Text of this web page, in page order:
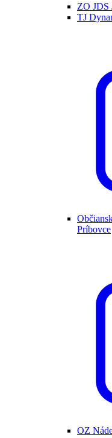
ZO JDS
TJ
Príbovce
OZ